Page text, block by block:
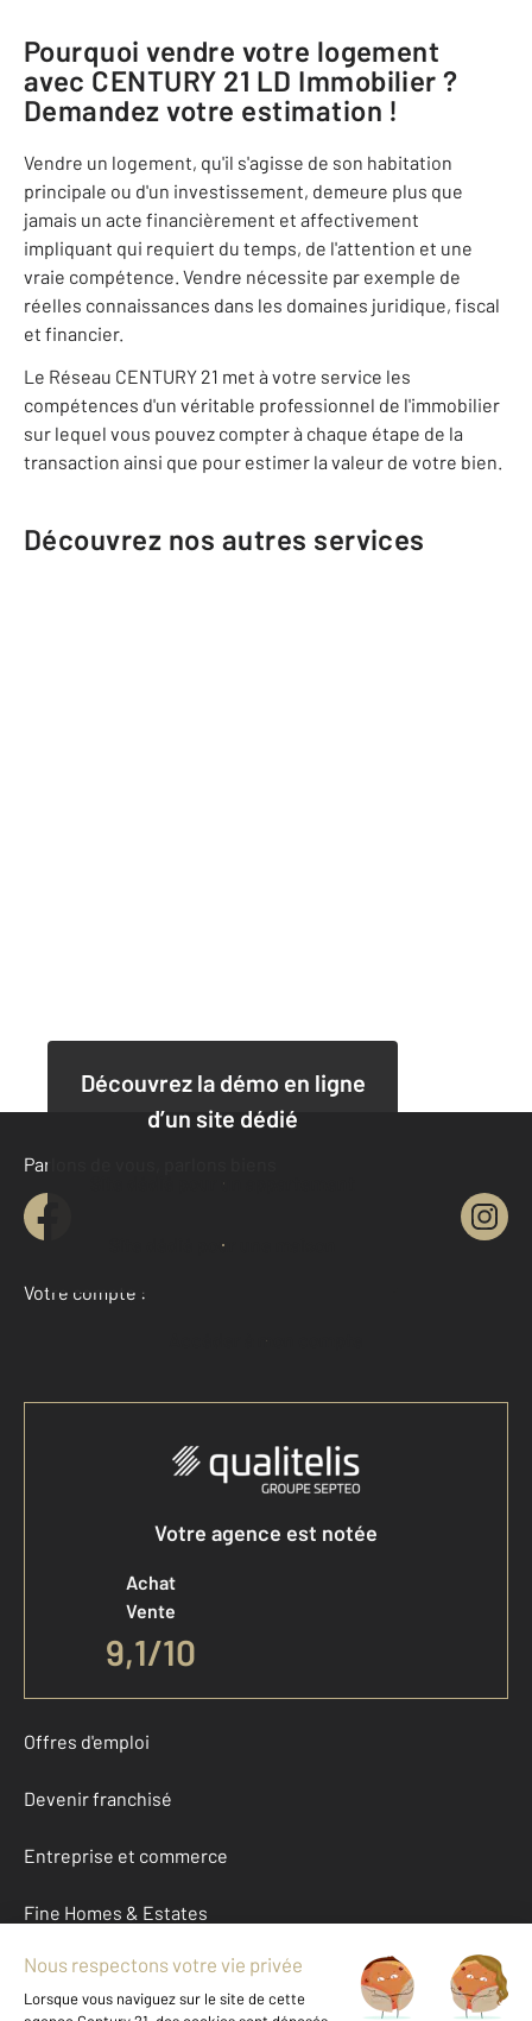
Pourquoi vendre votre logement
avec CENTURY 21 LD Immobilier ?
Demandez votre estimation !
Vendre un logement, qu'il s'agisse de son habitation
principale ou d'un investissement, demeure plus que
jamais un acte financièrement et affectivement
impliquant qui requiert du temps, de l'attention et une
vraie compétence. Vendre nécessite par exemple de
réelles connaissances dans les domaines juridique, fiscal
et financier.
Le Réseau CENTURY 21 met à votre service les
compétences d'un véritable professionnel de l'immobilier
sur lequel vous pouvez compter à chaque étape de la
transaction ainsi que pour estimer la valeur de votre bien.
Découvrez nos autres services
Découvrez la démo en ligne
d’un site dédié
Site dédié pour un appartement
Site dédié pour une maison
Parlons de vous, parlons biens
Votre compte :
Accéder à mon compte
Votre agence est notée
Achat
Vente
9,1/10
Offres d'emploi
Devenir franchisé
Entreprise et commerce
Fine Homes & Estates
À propos